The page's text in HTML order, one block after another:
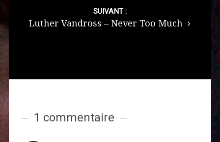
SUIVANT :
Luther Vandross – Never Too Much
1 commentaire